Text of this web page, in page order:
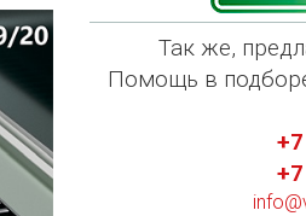
Так же,
Помощь в